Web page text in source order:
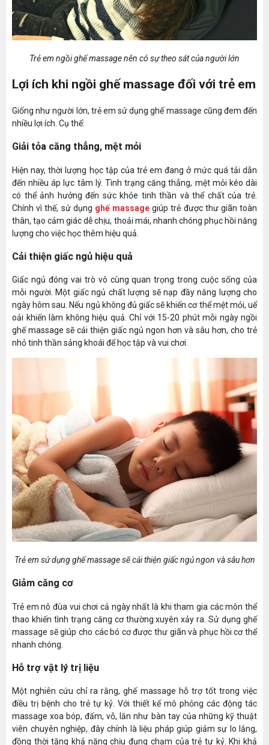
Trẻ em ngồi ghế massage nên có sự theo sát của người lớn
Lợi ích khi ngồi ghế massage đối với trẻ em
Giống như người lớn, trẻ em sử dụng ghế massage cũng đem đến
nhiều lợi ích. Cụ thể:
Giải tỏa căng thẳng, mệt mỏi
Hiện nay, thời lượng học tập của trẻ em đang ở mức quá tải dẫn
đến nhiều áp lực tâm lý. Tình trạng căng thẳng, mệt mỏi kéo dài
có thể ảnh hưởng đến sức khỏe tinh thần và thể chất của trẻ.
Chính vì thế, sử dụng ghế massage giúp trẻ được thư giãn toàn
thân, tạo cảm giác dễ chịu, thoải mái, nhanh chóng phục hồi năng
lượng cho việc học thêm hiệu quả.
Cải thiện giấc ngủ hiệu quả
Giấc ngủ đóng vai trò vô cùng quan trọng trong cuộc sống của
mỗi người. Một giấc ngủ chất lượng sẽ nạp đầy năng lượng cho
ngày hôm sau. Nếu ngủ không đủ giấc sẽ khiến cơ thể mệt mỏi, uể
oải khiến làm không hiệu quả. Chỉ với 15-20 phút mỗi ngày ngồi
ghế massage sẽ cải thiện giấc ngủ ngon hơn và sâu hơn, cho trẻ
nhỏ tinh thần sảng khoái để học tập và vui chơi.
Trẻ em sử dụng ghế massage sẽ cải thiện giấc ngủ ngon và sâu hơn
Giảm căng cơ
Trẻ em nô đùa vui chơi cả ngày nhất là khi tham gia các môn thể
thao khiến tình trạng căng cơ thường xuyên xảy ra. Sử dụng ghế
massage sẽ giúp cho các bó cơ được thư giãn và phục hồi cơ thể
nhanh chóng.
Hỗ trợ vật lý trị liệu
Một nghiên cứu chỉ ra rằng, ghế massage hỗ trợ tốt trong việc
điều trị bệnh cho trẻ tự kỷ. Với thiết kế mô phỏng các động tác
massage xoa bóp, đấm, vỗ, lăn như bàn tay của những kỹ thuật
viên chuyên nghiệp, đây chính là liệu pháp giúp giảm sự lo lắng,
đồng thời tăng khả năng chịu đụng chạm của trẻ tự kỷ. Khi khả